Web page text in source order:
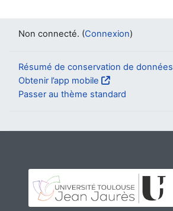
Non connecté. (Connexion)
Résumé de conservation de données
Obtenir l’app mobile
Passer au thème standard